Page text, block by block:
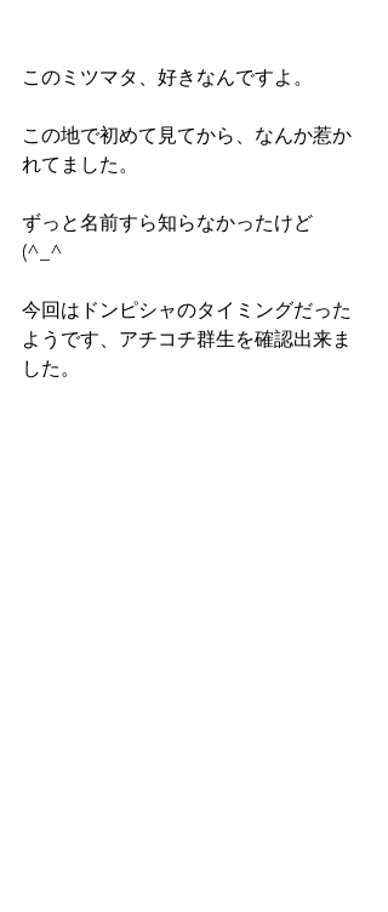
このミツマタ、好きなんですよ。
この地で初めて見てから、なんか惹か
れてました。
ずっと名前すら知らなかったけど
(^_^ゞ
今回はドンピシャのタイミングだった
ようです、アチコチ群生を確認出来ま
した。